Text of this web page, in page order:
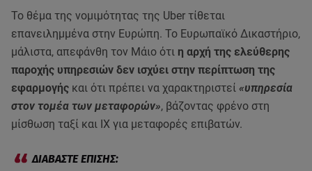
To θέμα της νομιμότητας της Uber τίθεται
επανειλημμένα στην Ευρώπη. Το Ευρωπαϊκό Δικαστήριο,
μάλιστα, απεφάνθη τον Μάιο ότι η αρχή της ελεύθερης
παροχής υπηρεσιών δεν ισχύει στην περίπτωση της
εφαρμογής και ότι πρέπει να χαρακτηριστεί «υπηρεσία
στον τομέα των μεταφορών», βάζοντας φρένο στη
μίσθωση ταξί και ΙΧ για μεταφορές επιβατών.